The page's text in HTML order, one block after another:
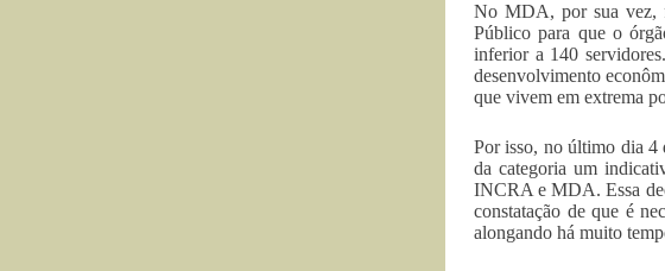
No MDA, por sua vez,
Público para que o
inferior a 140
desenvolvimento
que vivem em extrema
Por isso, no último dia 4
da categoria um
INCRA e MDA. Essa
constatação de que é
alongando há muito